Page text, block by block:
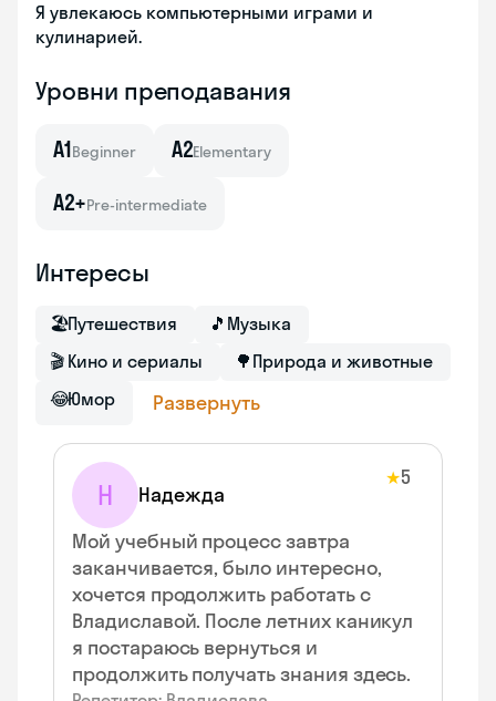
Я увлекаюсь компьютерными играми и
кулинарией.
Уровни преподавания
A1Beginner A2Elementary
A2+Pre-intermediate
Интересы
🏖Путешествия 🎵 Музыка
🎬 Кино и сериалы 🌳 Природа и животные
😂Юмор Развернуть
Н Надежда
★5
Мой учебный процесс завтра
заканчивается, было интересно,
хочется продолжить работать с
Владиславой. После летних каникул
я постараюсь вернуться и
продолжить получать знания здесь.